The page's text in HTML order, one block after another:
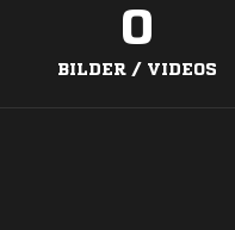
0
BILDER / VIDEOS